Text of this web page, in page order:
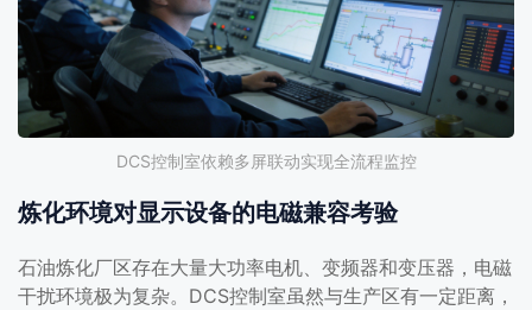
DCS控制室依赖多屏联动实现全流程监控
炼化环境对显示设备的电磁兼容考验
石油炼化厂区存在大量大功率电机、变频器和变压器，电磁
干扰环境极为复杂。DCS控制室虽然与生产区有一定距离，